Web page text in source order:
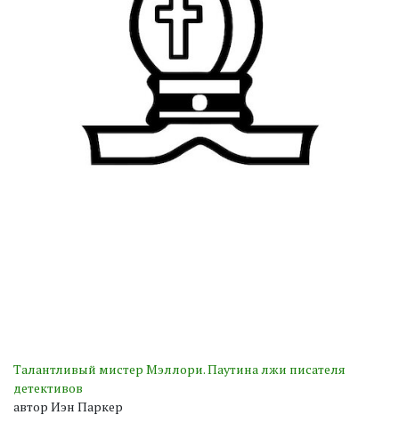
Талантливый мистер Мэллори. Паутина лжи писателя
детективов
автор Иэн Паркер